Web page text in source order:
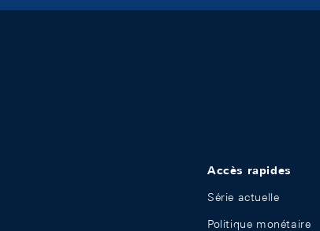
Accès rapides
Série actuelle
Politique monétaire